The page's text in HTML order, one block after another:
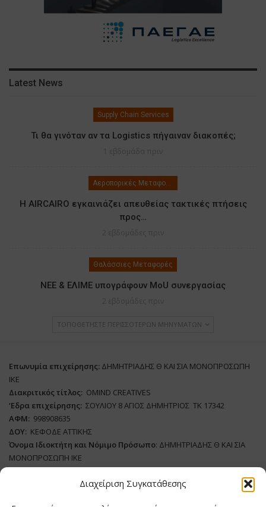
Διαχείριση Συγκατάθεσης
Latest News
Supply Chain Services
Τι θα γινόταν αν τα Logistics πήγαιναν διακοπές;
Η AIRCAIRO εγκαινιάζει απευθείας τακτικές πτήσεις
προς…
Θαλάσσιες Μεταφορές
ΝΕΕ & ΕΛΙΜΕ υπογράφουν MoU συνεργασίας
ΤΟΠΟΘΕΤΉΣΤΕ ΠΕΡΙΣΣΌΤΕΡΩΝ ΜΗΝΥΜΆΤΩΝ
Επωνυμία επιχείρησης: ΔΗΜΗΤΡΙΑΔΗΣ Θ ΚΑΙ ΣΙΑ ΜΟΝΟΠΡΟΣΩΠΗ
ΙΚΕ
Διακριτικός τίτλος: ΟΜΙΝD CREATIVES
‘Eδρα επιχείρησης: ΣΟΥΛΙΟΥ 8 ΑΓΙΟΣ ΔΗΜΗΤΡΙΟΣ ΤΚ 17342
ΑΦΜ: 998908635
ΔΟΥ: ΚΕΦΟΔΕ ΑΤΤΙΚΗΣ
Όνομα Ιδιοκτήτη και Νόμιμο Πρόσωπο: ΔΗΜΗΤΡΙΑΔΗΣ Θ ΚΑΙ ΣΙΑ
ΜΟΝΟΠΡΟΣΩΠΗ ΙΚΕ
Διευθυντής Σύνταξης:ΒΛΑΔΙΜΗΡΟΥ ΧΡΙΣΤΙΝΑ